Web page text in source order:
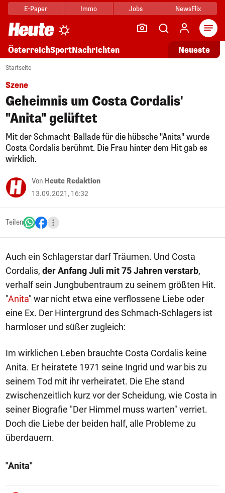
E-Paper Immo Jobs NewsFlix
ÖsterreichSportNachrichten Neueste
Startseite
Szene
Geheimnis um Costa Cordalis'
"Anita" gelüftet
Mit der Schmacht-Ballade für die hübsche "Anita" wurde
Costa Cordalis berühmt. Die Frau hinter dem Hit gab es
wirklich.
Von Heute Redaktion
13.09.2021, 16:32
Teilen
Auch ein Schlagerstar darf Träumen. Und Costa
Cordalis, der Anfang Juli mit 75 Jahren verstarb,
verhalf sein Jungbubentraum zu seinem größten Hit.
"Anita" war nicht etwa eine verflossene Liebe oder
eine Ex. Der Hintergrund des Schmach-Schlagers ist
harmloser und süßer zugleich:
Im wirklichen Leben brauchte Costa Cordalis keine
Anita. Er heiratete 1971 seine Ingrid und war bis zu
seinem Tod mit ihr verheiratet. Die Ehe stand
zwischenzeitlich kurz vor der Scheidung, wie Costa in
seiner Biografie "Der Himmel muss warten" verriet.
Doch die Liebe der beiden half, alle Probleme zu
überdauern.
"Anita"